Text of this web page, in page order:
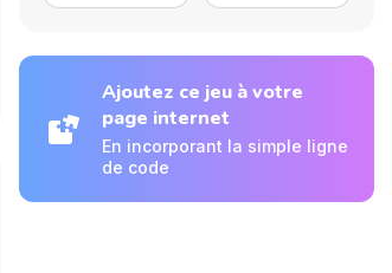
Ajoutez ce jeu à votre
page internet
En incorporant la simple ligne
de code